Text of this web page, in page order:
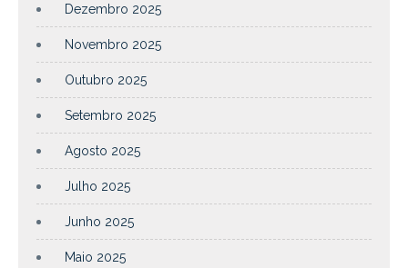
Dezembro 2025
Novembro 2025
Outubro 2025
Setembro 2025
Agosto 2025
Julho 2025
Junho 2025
Maio 2025